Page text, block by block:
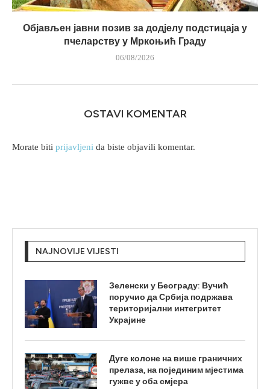
Објављен јавни позив за додјелу подстицаја у
пчеларству у Мркоњић Граду
06/08/2026
OSTAVI KOMENTAR
Morate biti prijavljeni da biste objavili komentar.
NAJNOVIJE VIJESTI
Зеленски у Београду: Вучић
поручио да Србија подржава
територијални интегритет
Украјине
Дуге колоне на више граничних
прелаза, на појединим мјестима
гужве у оба смјера